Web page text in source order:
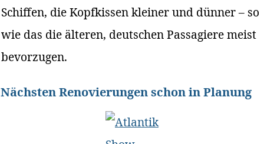
Schiffen, die Kopfkissen kleiner und dünner – so
wie das die älteren, deutschen Passagiere meist
bevorzugen.
Nächsten Renovierungen schon in Planung